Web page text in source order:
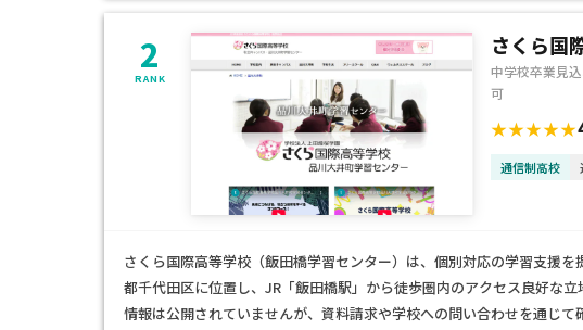
2
RANK
さくら国
中学校卒業見
可
★★★★★
通信制高校
さくら国際高等学校（飯田橋学習センター）は、個別対応の学習支援を
都千代田区に位置し、JR「飯田橋駅」から徒歩圏内のアクセス良好な
情報は公開されていませんが、資料請求や学校への問い合わせを通じて